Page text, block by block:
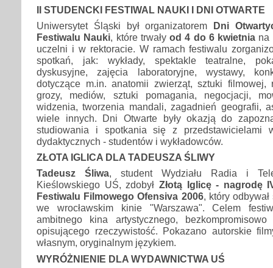
II STUDENCKI FESTIWAL NAUKI I DNI OTWARTE
Uniwersytet Śląski był organizatorem Dni
Festiwalu Nauki, które trwałyod 4 do 6 kwietnia na
uczelni i w rektoracie. W ramach festiwalu
spotkań, jak: wykłady, spektakle teatralne,
dyskusyjne, zajęcia laboratoryjne, wystawy,
dotyczące m.in. anatomii zwierząt, sztuki filmowej,
grozy, mediów, sztuki pomagania, negocjacji,
widzenia, tworzenia mandali, zagadnień geografii,
wiele innych. Dni Otwarte były okazją do
studiowania i spotkania się z przedstawicielami
dydaktycznych - studentów i wykładowców.
ZŁOTA IGLICA DLA TADEUSZA ŚLIWY
Tadeusz Śliwa, student Wydziału Radia i
Kieślowskiego UŚ, zdobył Złotą Iglicę - nagrodę
Festiwalu Filmowego Ofensiva 2006, który
we wrocławskim kinie "Warszawa". Celem
ambitnego kina artystycznego,
opisującego rzeczywistość. Pokazano autorskie
własnym, oryginalnym językiem.
WYRÓŻNIENIE DLA WYDAWNICTWA UŚ